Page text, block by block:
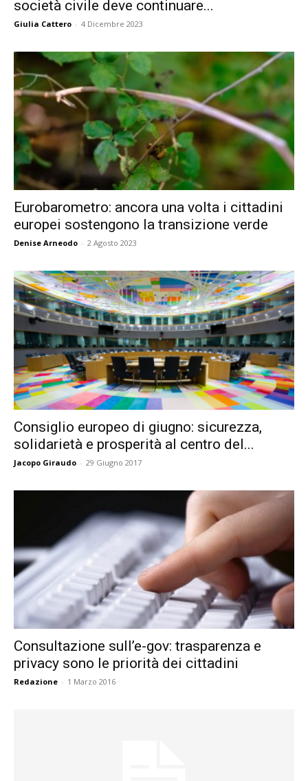
società civile deve continuare...
Giulia Cattero - 4 Dicembre 2023
Eurobarometro: ancora una volta i cittadini
europei sostengono la transizione verde
Denise Arneodo - 2 Agosto 2023
Consiglio europeo di giugno: sicurezza,
solidarietà e prosperità al centro del...
Jacopo Giraudo - 29 Giugno 2017
Consultazione sull’e-gov: trasparenza e
privacy sono le priorità dei cittadini
Redazione - 1 Marzo 2016